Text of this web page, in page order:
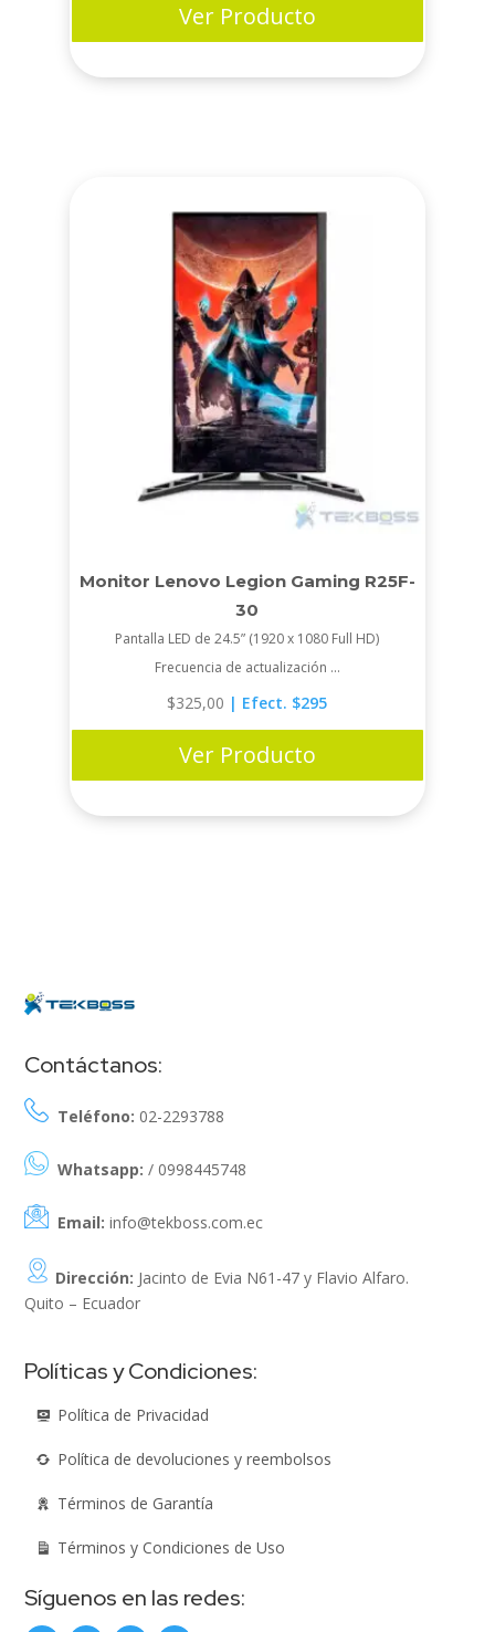
Ver Producto
Monitor Lenovo Legion Gaming R25F-
30
Pantalla LED de 24.5” (1920 x 1080 Full HD)
Frecuencia de actualización ...
$325,00 | Efect. $295
Ver Producto
Contáctanos:
Teléfono: 02-2293788
Whatsapp: / 0998445748
Email: info@tekboss.com.ec
Dirección: Jacinto de Evia N61-47 y Flavio Alfaro.
Quito – Ecuador
Políticas y Condiciones:
Política de Privacidad
Política de devoluciones y reembolsos
Términos de Garantía
Términos y Condiciones de Uso
Síguenos en las redes: